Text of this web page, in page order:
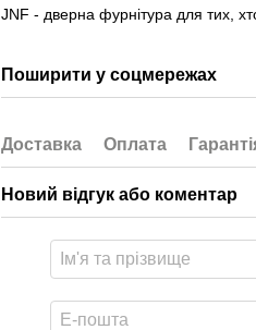
JNF - дверна фурнітура для тих,
Поширити у соцмережах
Доставка Оплата
Новий відгук або коментар